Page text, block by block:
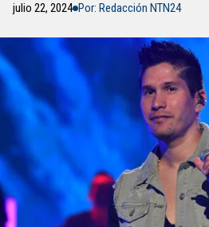
julio 22, 2024 Por: Redacción NTN24